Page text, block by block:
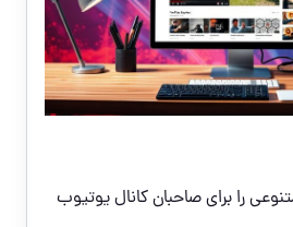
را برای صاحبان کانال یوتیوب